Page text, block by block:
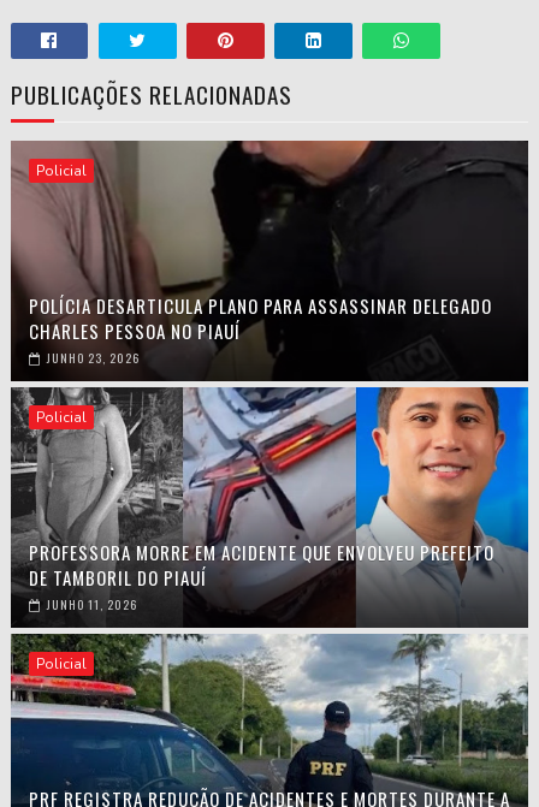
PUBLICAÇÕES RELACIONADAS
Policial
POLÍCIA DESARTICULA PLANO PARA ASSASSINAR DELEGADO
CHARLES PESSOA NO PIAUÍ
JUNHO 23, 2026
Policial
PROFESSORA MORRE EM ACIDENTE QUE ENVOLVEU PREFEITO
DE TAMBORIL DO PIAUÍ
JUNHO 11, 2026
Policial
PRF REGISTRA REDUÇÃO DE ACIDENTES E MORTES DURANTE A